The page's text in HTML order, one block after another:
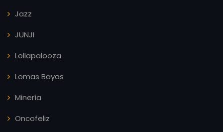
Jazz
JUNJI
Lollapalooza
Lomas Bayas
Minería
Oncofeliz